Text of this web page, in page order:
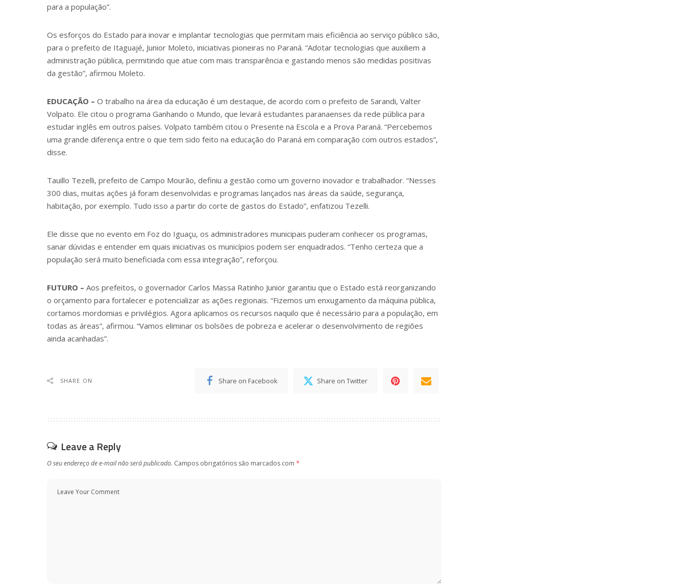
para a população”.
Os esforços do Estado para inovar e implantar tecnologias que permitam mais eficiência ao serviço público são,
para o prefeito de Itaguajé, Junior Moleto, iniciativas pioneiras no Paraná. “Adotar tecnologias que auxiliem a
administração pública, permitindo que atue com mais transparência e gastando menos são medidas positivas
da gestão”, afirmou Moleto.
EDUCAÇÃO – O trabalho na área da educação é um destaque, de acordo com o prefeito de Sarandi, Valter
Volpato. Ele citou o programa Ganhando o Mundo, que levará estudantes paranaenses da rede pública para
estudar inglês em outros países. Volpato também citou o Presente na Escola e a Prova Paraná. “Percebemos
uma grande diferença entre o que tem sido feito na educação do Paraná em comparação com outros estados”,
disse.
Tauillo Tezelli, prefeito de Campo Mourão, definiu a gestão como um governo inovador e trabalhador. “Nesses
300 dias, muitas ações já foram desenvolvidas e programas lançados nas áreas da saúde, segurança,
habitação, por exemplo. Tudo isso a partir do corte de gastos do Estado”, enfatizou Tezelli.
Ele disse que no evento em Foz do Iguaçu, os administradores municipais puderam conhecer os programas,
sanar dúvidas e entender em quais iniciativas os municípios podem ser enquadrados. “Tenho certeza que a
população será muito beneficiada com essa integração”, reforçou.
FUTURO – Aos prefeitos, o governador Carlos Massa Ratinho Junior garantiu que o Estado está reorganizando
o orçamento para fortalecer e potencializar as ações regionais. “Fizemos um enxugamento da máquina pública,
cortamos mordomias e privilégios. Agora aplicamos os recursos naquilo que é necessário para a população, em
todas as áreas”, afirmou. “Vamos eliminar os bolsões de pobreza e acelerar o desenvolvimento de regiões
ainda acanhadas”.
SHARE ON Share on Facebook Share on Twitter
Leave a Reply
O seu endereço de e-mail não será publicado. Campos obrigatórios são marcados com *